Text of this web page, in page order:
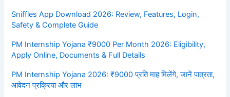
Sniffles App Download 2026: Review, Features, Login,
Safety & Complete Guide
PM Internship Yojana ₹9000 Per Month 2026: Eligibility,
Apply Online, Documents & Full Details
PM Internship Yojana 2026: ₹9000 प्रति माह मिलेंगे, जानें पात्रता,
आवेदन प्रक्रिया और लाभ